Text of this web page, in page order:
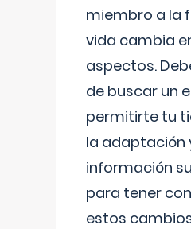
miembro a la
vida cambia
aspectos.
de buscar un
permitirte tu
la adaptación
información
para tener
estos